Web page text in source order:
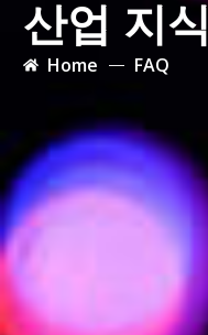
산업 지식
Home FAQ